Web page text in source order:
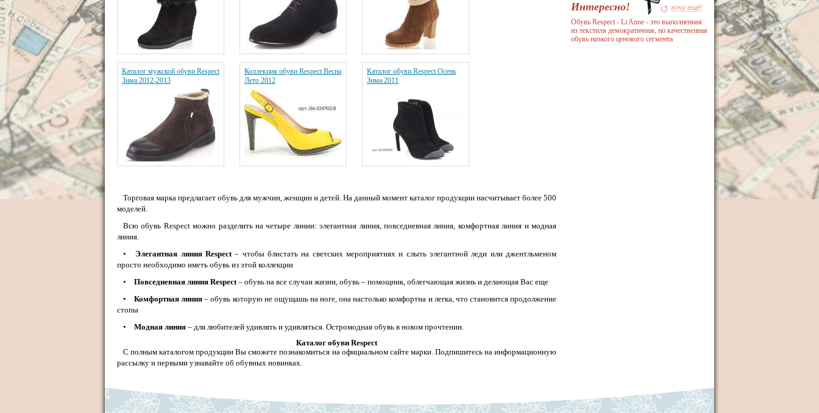
Каталог мужской обуви Respect
Зима 2012-2013
Коллекция обуви Respect Весна
Лето 2012
Каталог обуви Respect Осень
Зима 2011
Торговая марка предлагает обувь для мужчин, женщин и детей. На данный момент каталог продукции насчитывает более 500
моделей.
Всю обувь Respect можно разделить на четыре линии: элегантная линия, повседневная линия, комфортная линия и модная
линия.
•
Элегантная линия Respect– чтобы блистать на светских мероприятиях и слыть элегантной леди или джентльменом
просто необходимо иметь обувь из этой коллекции
•
Повседневная линия Respect– обувь на все случаи жизни, обувь – помощник, облегчающая жизнь и делающая Вас еще
•
Комфортная линия – обувь которую не ощущашь на ноге, она настолько комфортна и легка, что становится продолжение
стопы
•
Модная линия – для любителей удивлять и удивляться. Остромодная обувь в новом прочтении.
Каталог обуви Respect
С полным каталогом продукции Вы сможете познакомиться на официальном сайте марки. Подпишитесь на информационную
рассылку и первыми узнавайте об обувных новинках.
Интересно! хочу ещё!
Обувь Respect - Li Anne - это выполненная
из текстиля демократичная, но качественная
обувь низкого ценового сегмента